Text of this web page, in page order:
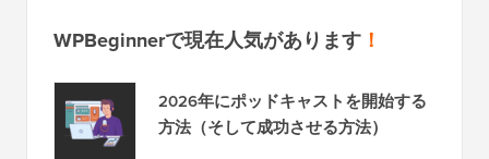
WPBeginnerで現在人気があります ！
2026年にポッドキャストを開始する
方法（そして成功させる方法）